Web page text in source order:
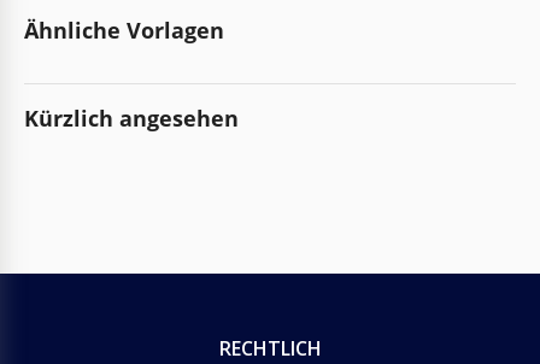
Ähnliche Vorlagen
Kürzlich angesehen
RECHTLICH